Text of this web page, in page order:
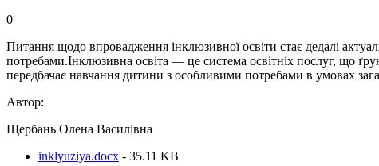
0
Питання щодо впровадження інклюзивної освіти стає дедалі
потребами.Інклюзивна освіта — це система освітніх послуг, що
передбачає навчання дитини з особ­ливими потребами в умовах
Автор:
Щербань Олена Василівна
inklyuziya.docx - 35.11 KB